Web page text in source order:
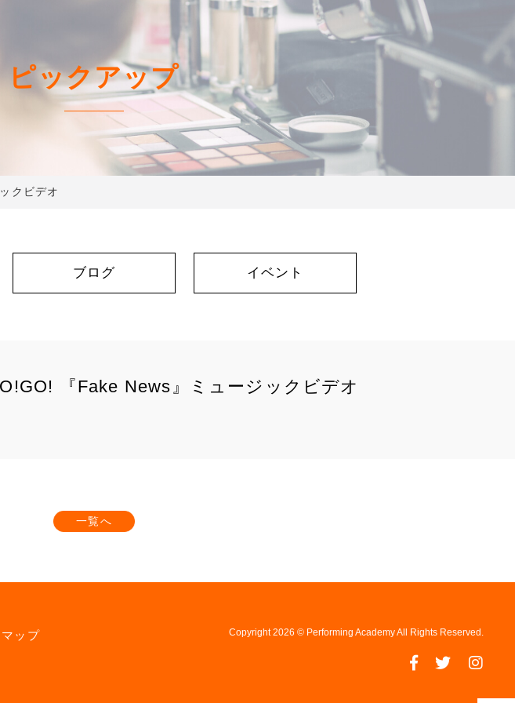
ピックアップ
クビデオ
ブログ イベント
『Fake News』ミュージックビデオ
一覧へ
ップ Copyright 2026 © Performing Academy All Rights Reserved.